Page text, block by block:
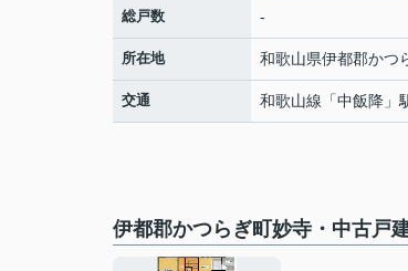
総戸数 -
所在地 和歌山県伊都郡かつ
交通 和歌山線 「中飯降 」
伊都郡かつらぎ町妙寺・中古戸